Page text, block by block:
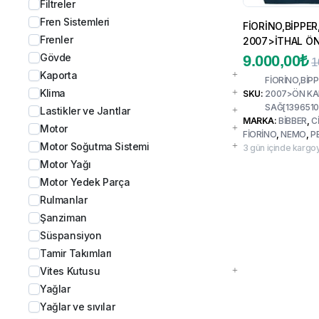
2007>İTHAL
1396510080
9.000,00₺
SKU: 2007>ÖN
MARKA:BİBBER ,
FİORİNO ,NEMO ,
3 gün içinde
Filtreler
Fren Sistemleri
Frenler
Gövde
Kaporta
Klima
Lastikler ve Jantlar
Motor
Motor Soğutma Sistemi
Motor Yağı
Motor Yedek Parça
Rulmanlar
Şanziman
Süspansiyon
Tamir Takımları
Vites Kutusu
Yağlar
Yağlar ve sıvılar